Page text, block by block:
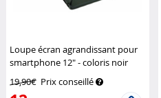
Loupe écran agrandissant pour
smartphone 12" - coloris noir
19,90€ Prix conseillé